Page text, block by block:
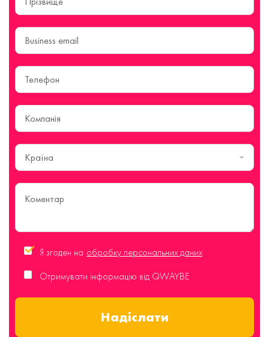
Країна
Я згоден на обробку персональних даних
Отримувати інформацію від QWAYBE
Надіслати